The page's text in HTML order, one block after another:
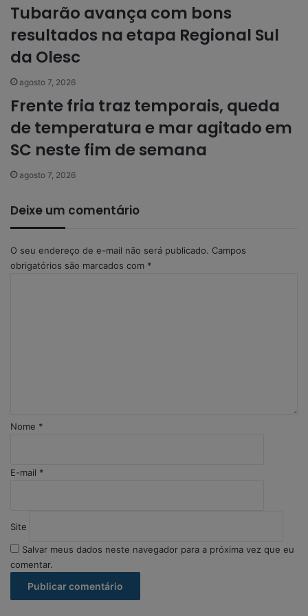
Tubarão avança com bons
resultados na etapa Regional Sul
da Olesc
agosto 7, 2026
Frente fria traz temporais, queda
de temperatura e mar agitado em
SC neste fim de semana
agosto 7, 2026
Deixe um comentário
O seu endereço de e-mail não será publicado. Campos
obrigatórios são marcados com *
*
Nome *
E-mail *
Site
Salvar meus dados neste navegador para a próxima vez que eu
comentar.